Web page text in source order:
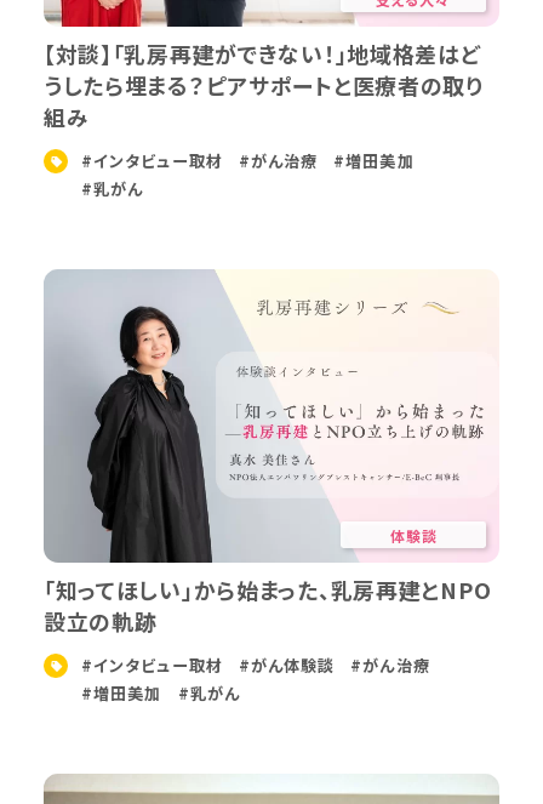
【対談】「乳房再建ができない！」地域格差はど
うしたら埋まる？ピアサポートと医療者の取り
組み
#インタビュー取材 #がん治療
#増田美加
#乳がん
体験談
「知ってほしい」から始まった、乳房再建とNPO
設立の軌跡
#インタビュー取材 #がん体験談
#がん治療
#増田美加
#乳がん